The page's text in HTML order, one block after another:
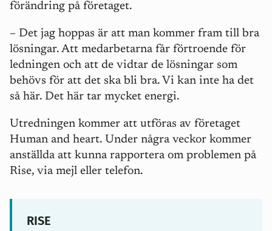
förändring på företaget.
– Det jag hoppas är att man kommer fram till bra
lösningar. Att medarbetarna får förtroende för
ledningen och att de vidtar de lösningar som
behövs för att det ska bli bra. Vi kan inte ha det
så här. Det här tar mycket energi.
Utredningen kommer att utföras av företaget
Human and heart. Under några veckor kommer
anställda att kunna rapportera om problemen på
Rise, via mejl eller telefon.
RISE